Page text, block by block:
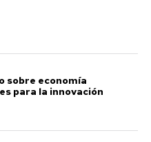
sobre economía
para la innovación